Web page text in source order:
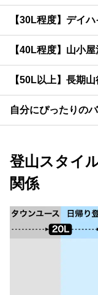
【30L程度】デイ
【40L程度】山小
【50L以上】長期
自分にぴったりの
登山スタイ
関係